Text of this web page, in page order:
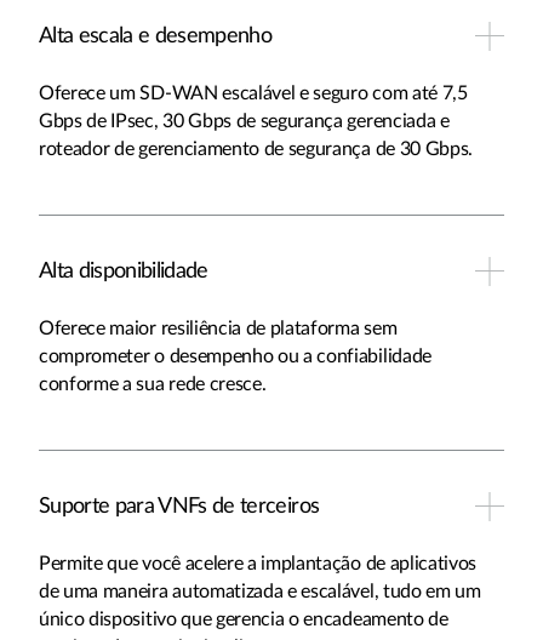
Alta escala e desempenho
Oferece um SD-WAN escalável e seguro com até 7,5
Gbps de IPsec, 30 Gbps de segurança gerenciada e
roteador de gerenciamento de segurança de 30 Gbps.
Alta disponibilidade
Oferece maior resiliência de plataforma sem
comprometer o desempenho ou a confiabilidade
conforme a sua rede cresce.
Suporte para VNFs de terceiros
Permite que você acelere a implantação de aplicativos
de uma maneira automatizada e escalável, tudo em um
único dispositivo que gerencia o encadeamento de